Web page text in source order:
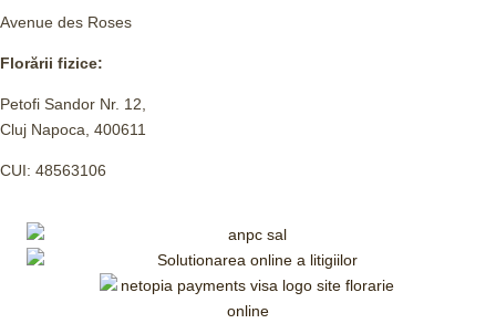
Avenue des Roses
Florării fizice:
Petofi Sandor Nr. 12,
Cluj Napoca, 400611
CUI: 48563106